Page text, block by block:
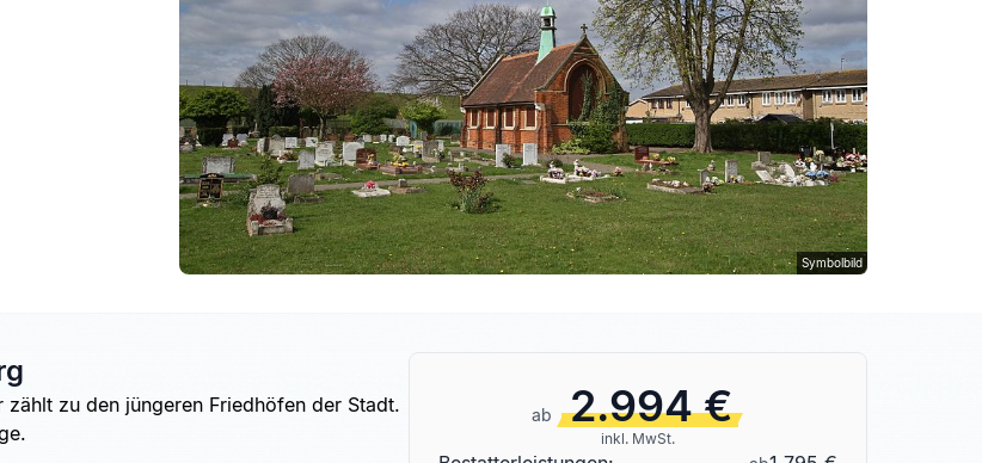
Symbolbild
zu den jüngeren Friedhöfen der Stadt.
ab 2.994 €
inkl. MwSt.